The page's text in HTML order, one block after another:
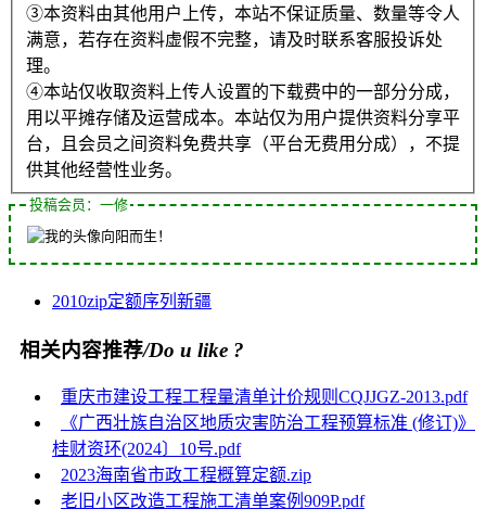
③本资料由其他用户上传，本站不保证质量、数量等令人
满意，若存在资料虚假不完整，请及时联系客服投诉处
理。
④本站仅收取资料上传人设置的下载费中的一部分分成，
用以平摊存储及运营成本。本站仅为用户提供资料分享平
台，且会员之间资料免费共享（平台无费用分成），不提
供其他经营性业务。
投稿会员：一修
向阳而生！
2010zip定额序列 新疆
相关内容推荐/Do u like ?
重庆市建设工程工程量清单计价规则CQJJGZ-2013.pdf
《广西壮族自治区地质灾害防治工程预算标准 (修订)》
桂财资环(2024〕10号.pdf
2023海南省市政工程概算定额.zip
老旧小区改造工程施工清单案例909P.pdf